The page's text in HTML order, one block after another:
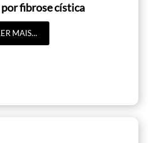
fibrose cística
MAIS...